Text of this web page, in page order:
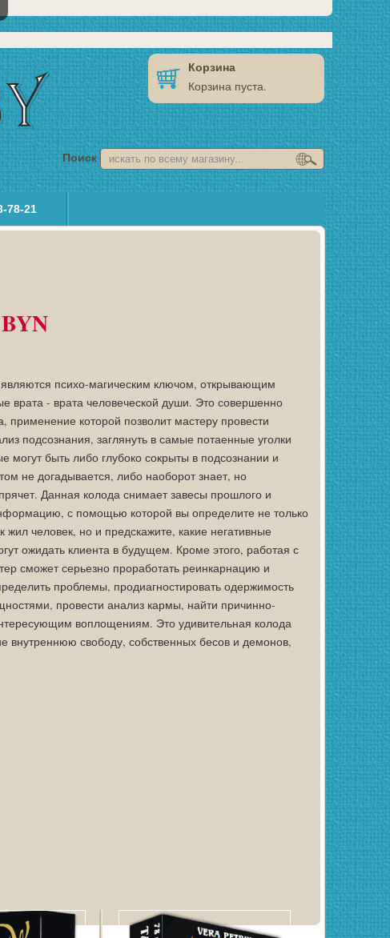
Корзина
Корзина пуста.
Поиск
78-21
психо-магическим ключом, открывающим
врата - врата человеческой души. Это совершенно
применение которой позволит мастеру провести
подсознания, заглянуть в самые потаенные уголки
могут быть либо глубоко сокрыты в подсознании и
не догадывается, либо наоборот знает, но
Данная колода снимает завесы прошлого и
с помощью которой вы определите не только
жил человек, но и предскажите, какие негативные
ожидать клиента в будущем. Кроме этого, работая с
сможет серьезно проработать реинкарнацию и
проблемы, продиагностировать одержимость
провести анализ кармы, найти причинно-
воплощениям. Это удивительная колода
внутреннюю свободу, собственных бесов и демонов,